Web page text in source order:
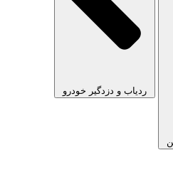
ردیاب و دزدگیر خودرو